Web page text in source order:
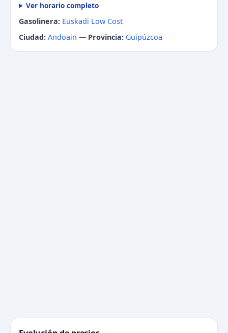
Ver horario completo
Gasolinera: Euskadi Low Cost
Ciudad: Andoain — Provincia: Guipúzcoa